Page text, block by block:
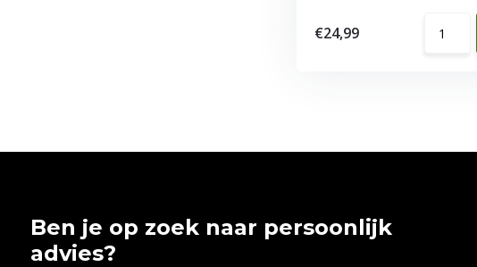
€24,99
Ben je op zoek naar persoonlijk
advies?